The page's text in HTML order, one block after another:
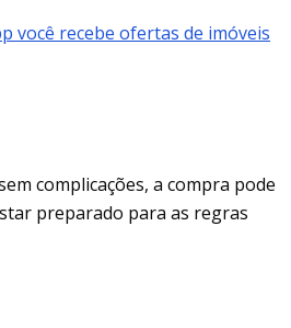
você recebe ofertas de imóveis
complicações, a compra pode
preparado para as regras